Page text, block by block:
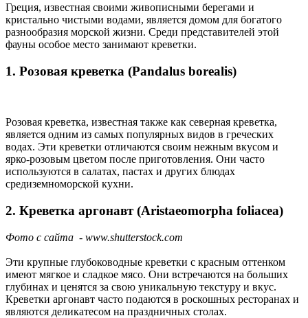
Греция, известная своими живописными берегами и
кристально чистыми водами, является домом для богатого
разнообразия морской жизни. Среди представителей этой
фауны особое место занимают креветки.
1. Розовая креветка (Pandalus borealis)
Розовая креветка, известная также как северная креветка,
является одним из самых популярных видов в греческих
водах. Эти креветки отличаются своим нежным вкусом и
ярко-розовым цветом после приготовления. Они часто
используются в салатах, пастах и других блюдах
средиземноморской кухни.
2. Креветка аргонавт (Aristaeomorpha foliacea)
Фото с сайта - www.shutterstock.com
Эти крупные глубоководные креветки с красным оттенком
имеют мягкое и сладкое мясо. Они встречаются на больших
глубинах и ценятся за свою уникальную текстуру и вкус.
Креветки аргонавт часто подаются в роскошных ресторанах и
являются деликатесом на праздничных столах.